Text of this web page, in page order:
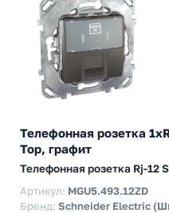
Телефонная розетка
Top, графит
Телефонная розетка Rj-12
Артикул: MGU5.493.12ZD
Бренд: Schneider Electric